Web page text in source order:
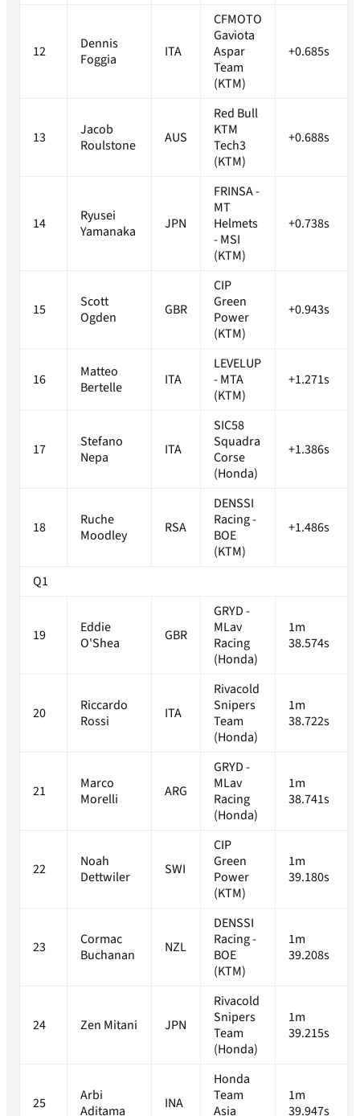
12
Dennis
Foggia
ITA
CFMOTO
Gaviota
Aspar
Team
(KTM)
+0.685s
13
Jacob
Roulstone
AUS
Red Bull
KTM
Tech3
(KTM)
+0.688s
14
Ryusei
Yamanaka
JPN
FRINSA -
MT
Helmets
- MSI
(KTM)
+0.738s
15
Scott
Ogden
GBR
CIP
Green
Power
(KTM)
+0.943s
16
Matteo
Bertelle
ITA
LEVELUP
- MTA
(KTM)
+1.271s
17
Stefano
Nepa
ITA
SIC58
Squadra
Corse
(Honda)
+1.386s
18
Ruche
Moodley
RSA
DENSSI
Racing -
BOE
(KTM)
+1.486s
Q1
19
Eddie
O'Shea
GBR
GRYD -
MLav
Racing
(Honda)
1m
38.574s
20
Riccardo
Rossi
ITA
Rivacold
Snipers
Team
(Honda)
1m
38.722s
21
Marco
Morelli
ARG
GRYD -
MLav
Racing
(Honda)
1m
38.741s
22
Noah
Dettwiler
SWI
CIP
Green
Power
(KTM)
1m
39.180s
23
Cormac
Buchanan
NZL
DENSSI
Racing -
BOE
(KTM)
1m
39.208s
24 Zen Mitani JPN
Rivacold
Snipers
Team
(Honda)
1m
39.215s
25
Arbi
Aditama
INA
Honda
Team
Asia
1m
39.947s